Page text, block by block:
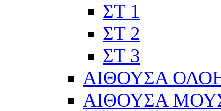
ΣΤ 1
ΣΤ 2
ΣΤ 3
ΑΙΘΟΥΣΑ
ΑΙΘΟΥΣΑ